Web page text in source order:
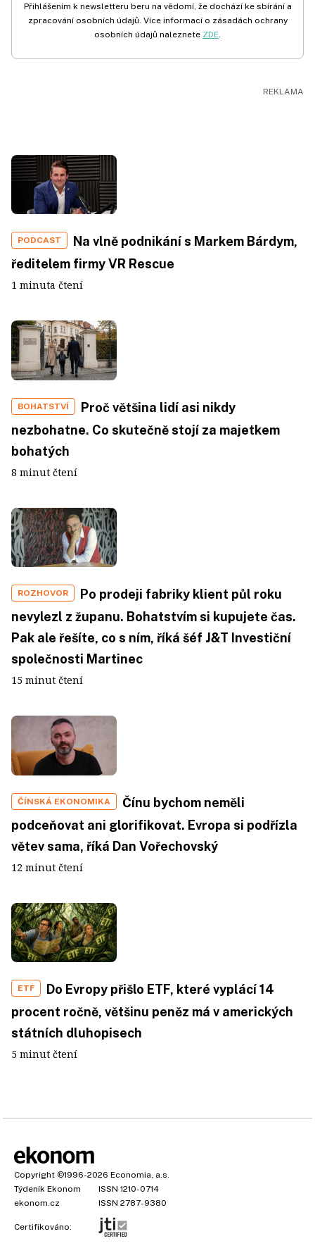
Přihlášením k newsletteru beru na vědomí, že dochází ke sbírání a
zpracování osobních údajů. Více informací o zásadách ochrany
osobních údajů naleznete ZDE
PODCAST
Na vlně podnikání s Markem Bárdym,
ředitelem firmy VR Rescue
1 minuta čtení
BOHATSTVÍ
Proč většina lidí asi nikdy
nezbohatne. Co skutečně stojí za majetkem
bohatých
8 minut čtení
ROZHOVOR
Po prodeji fabriky klient půl roku
nevylezl z županu. Bohatstvím si kupujete čas.
Pak ale řešíte, co s ním, říká šéf J&T Investiční
společnosti Martinec
15 minut čtení
ČÍNSKÁ EKONOMIKA
Čínu bychom neměli
podceňovat ani glorifikovat. Evropa si podřízla
větev sama, říká Dan Vořechovský
12 minut čtení
ETF
Do Evropy přišlo ETF, které vyplácí 14
procent ročně, většinu peněz má v amerických
státních dluhopisech
5 minut čtení
Copyright ©1996-2026 Economia, a.s.
Týdeník Ekonom
ISSN 1210-0714
ekonom.cz
ISSN 2787-9380
Certifikováno: